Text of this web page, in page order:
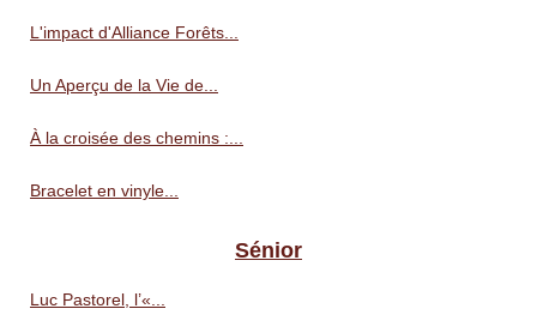
L'impact d'Alliance Forêts...
Un Aperçu de la Vie de...
À la croisée des chemins :...
Bracelet en vinyle...
Sénior
Luc Pastorel, l’«...